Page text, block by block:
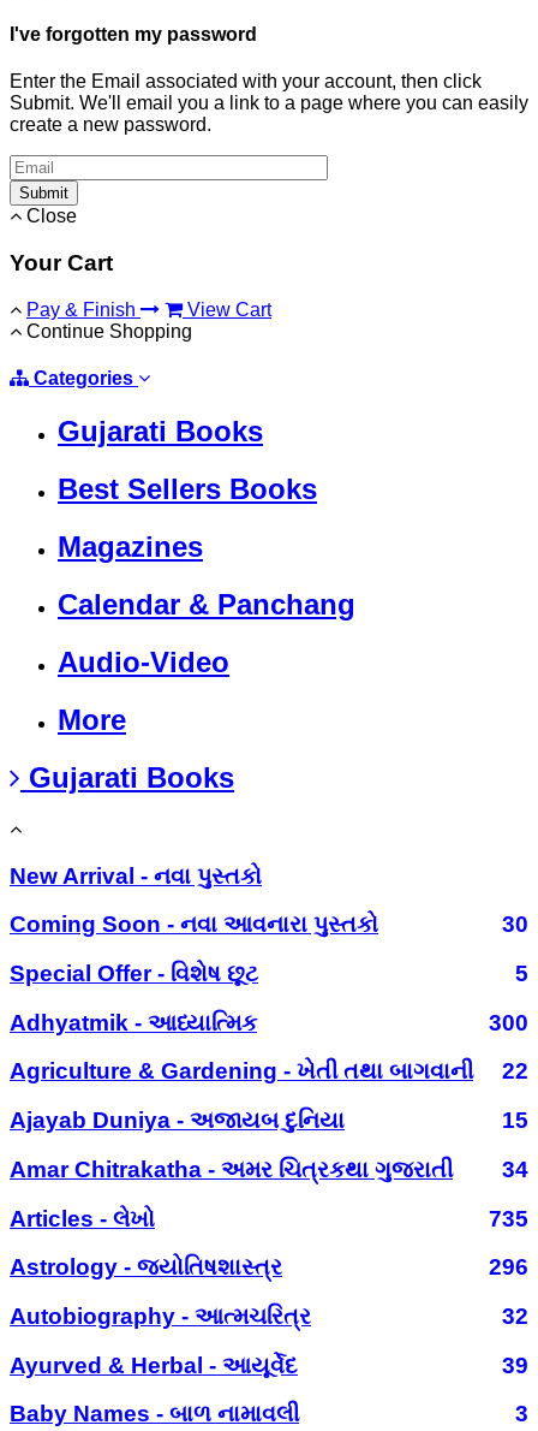
I've forgotten my password
Enter the Email associated with your account, then click
Submit. We'll email you a link to a page where you can easily
create a new password.
Submit
Close
Your Cart
Pay & Finish
View Cart
Continue Shopping
Categories
Gujarati Books
Best Sellers Books
Magazines
Calendar & Panchang
Audio-Video
More
Gujarati Books
New Arrival - નવા પુસ્તકો
Coming Soon - નવા આવનારા પુસ્તકો
30
Special Offer - વિશેષ છૂટ
5
Adhyatmik - આધ્યાત્મિક
300
Agriculture & Gardening - ખેતી તથા બાગવાની
22
Ajayab Duniya - અજાયબ દુનિયા
15
Amar Chitrakatha - અમર ચિત્રકથા ગુજરાતી
34
Articles - લેખો
735
Astrology - જ્યોતિષશાસ્ત્ર
296
Autobiography - આત્મચરિત્ર
32
Ayurved & Herbal - આયૂર્વેદ
39
Baby Names - બાળ નામાવલી
3